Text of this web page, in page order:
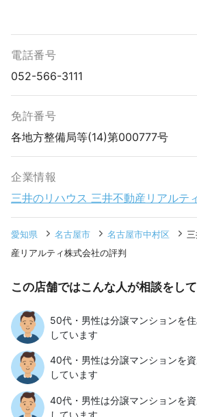
電話番号
052-566-3111
免許番号
各地方整備局等(14)第000777号
企業情報
三井のリハウス 三井不動産リアルテ
愛知県 名古屋市 名古屋市中村区
産リアルティ株式会社の評判
この店舗ではこんな人が相談をし
50代・男性は分譲マンションを
しています
40代・男性は分譲マンションを
しています
40代・男性は分譲マンションを